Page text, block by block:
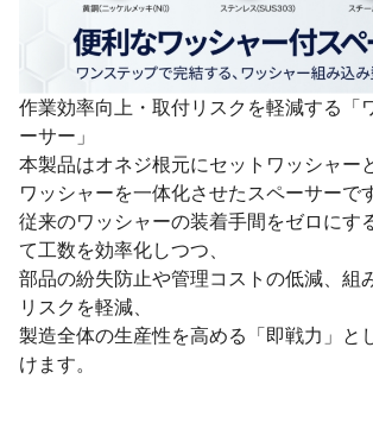
作業効率向上・取付リスクを軽減する「
ーサー」
本製品はオネジ根元にセットワッシャー
ワッシャーを一体化させたスペーサーで
従来のワッシャーの装着手間をゼロにす
て工数を効率化しつつ、
部品の紛失防止や管理コストの低減、組
リスクを軽減、
製造全体の生産性を高める「即戦力」と
けます。